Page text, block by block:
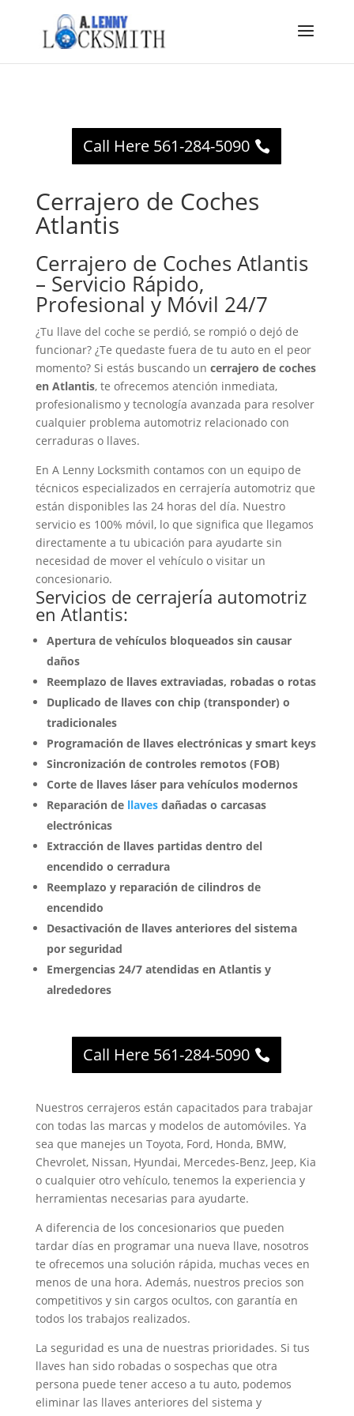
Call Here 561-284-5090
Cerrajero de Coches
Atlantis
Cerrajero de Coches Atlantis
– Servicio Rápido,
Profesional y Móvil 24/7
¿Tu llave del coche se perdió, se rompió o dejó de
funcionar? ¿Te quedaste fuera de tu auto en el peor
momento? Si estás buscando un cerrajero de coches
en Atlantis, te ofrecemos atención inmediata,
profesionalismo y tecnología avanzada para resolver
cualquier problema automotriz relacionado con
cerraduras o llaves.
En A Lenny Locksmith contamos con un equipo de
técnicos especializados en cerrajería automotriz que
están disponibles las 24 horas del día. Nuestro
servicio es 100% móvil, lo que significa que llegamos
directamente a tu ubicación para ayudarte sin
necesidad de mover el vehículo o visitar un
concesionario.
Servicios de cerrajería automotriz
en Atlantis:
Apertura de vehículos bloqueados sin causar
daños
Reemplazo de llaves extraviadas, robadas o rotas
Duplicado de llaves con chip (transponder) o
tradicionales
Programación de llaves electrónicas y smart keys
Sincronización de controles remotos (FOB)
Corte de llaves láser para vehículos modernos
Reparación de llaves dañadas o carcasas
electrónicas
Extracción de llaves partidas dentro del
encendido o cerradura
Reemplazo y reparación de cilindros de
encendido
Desactivación de llaves anteriores del sistema
por seguridad
Emergencias 24/7 atendidas en Atlantis y
alrededores
Call Here 561-284-5090
Nuestros cerrajeros están capacitados para trabajar
con todas las marcas y modelos de automóviles. Ya
sea que manejes un Toyota, Ford, Honda, BMW,
Chevrolet, Nissan, Hyundai, Mercedes-Benz, Jeep, Kia
o cualquier otro vehículo, tenemos la experiencia y
herramientas necesarias para ayudarte.
A diferencia de los concesionarios que pueden
tardar días en programar una nueva llave, nosotros
te ofrecemos una solución rápida, muchas veces en
menos de una hora. Además, nuestros precios son
competitivos y sin cargos ocultos, con garantía en
todos los trabajos realizados.
La seguridad es una de nuestras prioridades. Si tus
llaves han sido robadas o sospechas que otra
persona puede tener acceso a tu auto, podemos
eliminar las llaves anteriores del sistema y